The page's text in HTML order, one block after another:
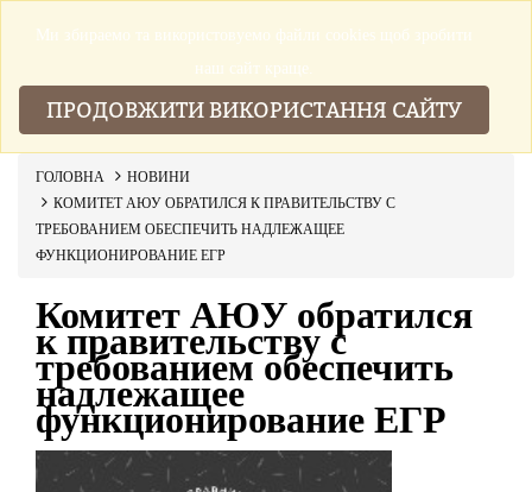
ГОЛОВНА
НОВИНИ
КОМИТЕТ АЮУ ОБРАТИЛСЯ К ПРАВИТЕЛЬСТВУ С
ТРЕБОВАНИЕМ ОБЕСПЕЧИТЬ НАДЛЕЖАЩЕЕ
ФУНКЦИОНИРОВАНИЕ ЕГР
Комитет АЮУ обратился
к правительству с
требованием обеспечить
надлежащее
функционирование ЕГР
Ми збираемо та використовуемо файли cookies щоб зробити
наш сайт краще.
ПРОДОВЖИТИ ВИКОРИСТАННЯ САЙТУ